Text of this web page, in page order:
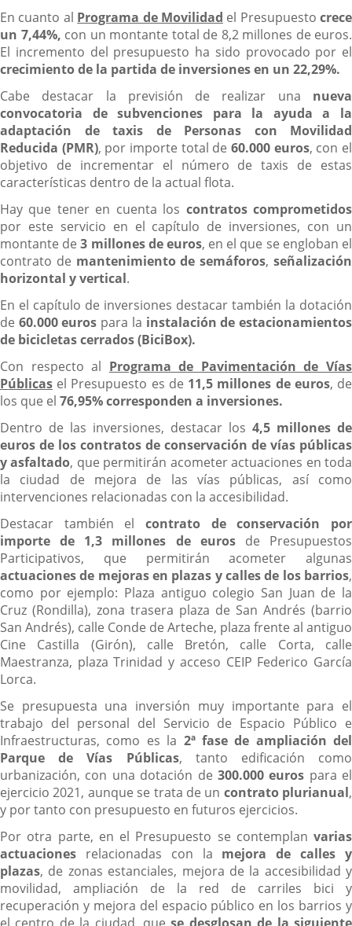
En cuanto al Programa de Movilidad el Presupuesto crece
un 7,44%, con un montante total de 8,2 millones de euros.
El incremento del presupuesto ha sido provocado por el
crecimiento de la partida de inversiones en un 22,29%.
Cabe destacar la previsión de realizar una nueva
convocatoria de subvenciones para la ayuda a la
adaptación de taxis de Personas con Movilidad
Reducida (PMR), por importe total de60.000 euros, con el
objetivo de incrementar el número de taxis de estas
características dentro de la actual flota.
Hay que tener en cuenta los contratos comprometidos
por este servicio en el capítulo de inversiones, con un
montante de3 millones de euros, en el que se engloban el
contrato de mantenimiento de semáforos,señalización
horizontal y vertical.
En el capítulo de inversiones destacar también la dotación
de 60.000 euros para la instalación de estacionamientos
de bicicletas cerrados (BiciBox).
Con respecto al Programa de Pavimentación de Vías
Públicas el Presupuesto es de 11,5 millones de euros, de
los que el 76,95% corresponden a inversiones.
Dentro de las inversiones, destacar los 4,5 millones de
euros de los contratos de conservación de vías públicas
y asfaltado, que permitirán acometer actuaciones en toda
la ciudad de mejora de las vías públicas, así como
intervenciones relacionadas con la accesibilidad.
Destacar también el contrato de conservación por
importe de 1,3 millones de euros de Presupuestos
Participativos, que permitirán acometer algunas
actuaciones de mejoras en plazas y calles de los barrios,
como por ejemplo: Plaza antiguo colegio San Juan de la
Cruz (Rondilla), zona trasera plaza de San Andrés (barrio
San Andrés), calle Conde de Arteche, plaza frente al antiguo
Cine Castilla (Girón), calle Bretón, calle Corta, calle
Maestranza, plaza Trinidad y acceso CEIP Federico García
Lorca.
Se presupuesta una inversión muy importante para el
trabajo del personal del Servicio de Espacio Público e
Infraestructuras, como es la 2ª fase de ampliación del
Parque de Vías Públicas, tanto edificación como
urbanización, con una dotación de 300.000 euros para el
ejercicio 2021, aunque se trata de un contrato plurianual,
y por tanto con presupuesto en futuros ejercicios.
Por otra parte, en el Presupuesto se contemplan varias
actuaciones relacionadas con la mejora de calles y
plazas, de zonas estanciales, mejora de la accesibilidad y
movilidad, ampliación de la red de carriles bici y
recuperación y mejora del espacio público en los barrios y